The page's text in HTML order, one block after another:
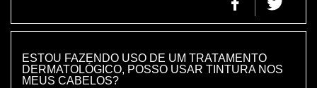
ESTOU FAZENDO USO DE UM TRATAMENTO
DERMATOLÓGICO, POSSO USAR TINTURA NOS
MEUS CABELOS?